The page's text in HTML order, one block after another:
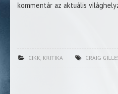
kommentár az aktuális
CIKK, KRITIKA CRAIG